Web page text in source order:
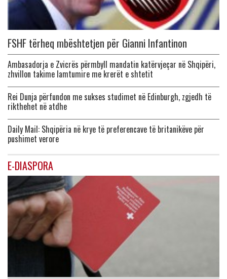
FSHF tërheq mbështetjen për Gianni Infantinon
Ambasadorja e Zvicrës përmbyll mandatin katërvjeçar në Shqipëri,
zhvillon takime lamtumire me krerët e shtetit
Rei Dunja përfundon me sukses studimet në Edinburgh, zgjedh të
rikthehet në atdhe
Daily Mail: Shqipëria në krye të preferencave të britanikëve për
pushimet verore
E-DIASPORA